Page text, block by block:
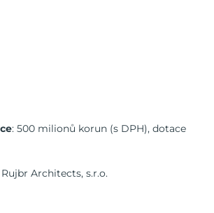
: 500 milionů korun (s DPH), dotace
Architects, s.r.o.